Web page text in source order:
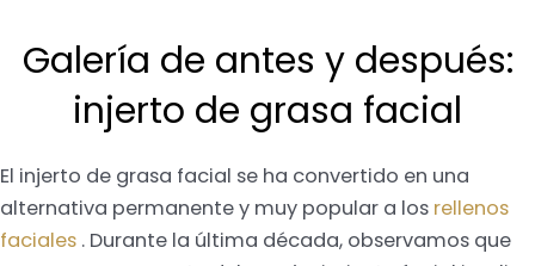
Galería de antes y después:
injerto de grasa facial
El injerto de grasa facial se ha convertido en una
alternativa permanente y muy popular a los rellenos
faciales . Durante la última década, observamos que